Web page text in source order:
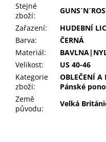
Stejné
zboží:
Zařazení:
HUDEBNÍ
Barva:
ČERNÁ
Materiál:
Velikost:
US 40-46
Kategorie
zboží:
OBLEČENÍ A
Pánské
Země
původu:
Velká